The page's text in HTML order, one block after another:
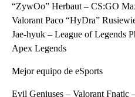
“ZywOo” Herbaut – CS:GO
Valorant Paco “HyDra”
Jae-hyuk – League of Legends
Apex Legends
Mejor equipo de eSports
Evil Geniuses – Valorant Fnatic